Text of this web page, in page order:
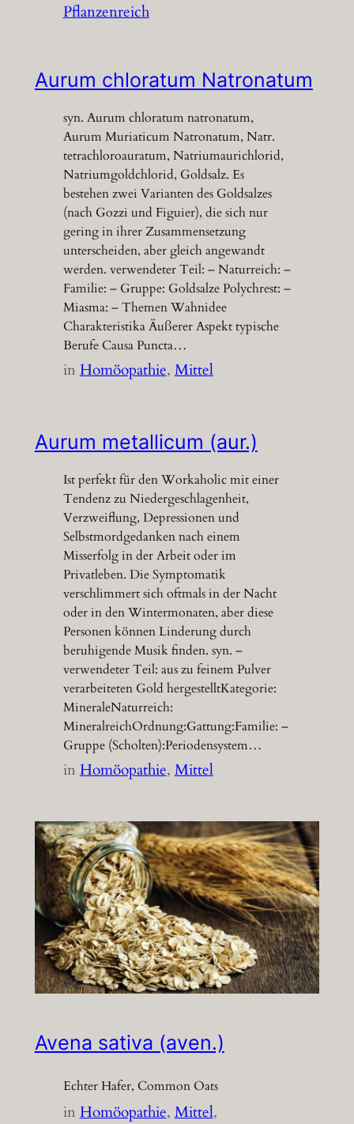
Pflanzenreich
Aurum chloratum Natronatum
syn. Aurum chloratum natronatum,
Aurum Muriaticum Natronatum, Natr.
tetrachloroauratum, Natriumaurichlorid,
Natriumgoldchlorid, Goldsalz. Es
bestehen zwei Varianten des Goldsalzes
(nach Gozzi und Figuier), die sich nur
gering in ihrer Zusammensetzung
unterscheiden, aber gleich angewandt
werden. verwendeter Teil: – Naturreich: –
Familie: – Gruppe: Goldsalze Polychrest: –
Miasma: – Themen Wahnidee
Charakteristika Äußerer Aspekt typische
Berufe Causa Puncta…
inHomöopathie, Mittel
Aurum metallicum (aur.)
Ist perfekt für den Workaholic mit einer
Tendenz zu Niedergeschlagenheit,
Verzweiflung, Depressionen und
Selbstmordgedanken nach einem
Misserfolg in der Arbeit oder im
Privatleben. Die Symptomatik
verschlimmert sich oftmals in der Nacht
oder in den Wintermonaten, aber diese
Personen können Linderung durch
beruhigende Musik finden. syn. –
verwendeter Teil: aus zu feinem Pulver
verarbeiteten Gold hergestelltKategorie:
MineraleNaturreich:
MineralreichOrdnung:Gattung:Familie: –
Gruppe (Scholten):Periodensystem…
inHomöopathie, Mittel
Avena sativa (aven.)
Echter Hafer, Common Oats
inHomöopathie, Mittel